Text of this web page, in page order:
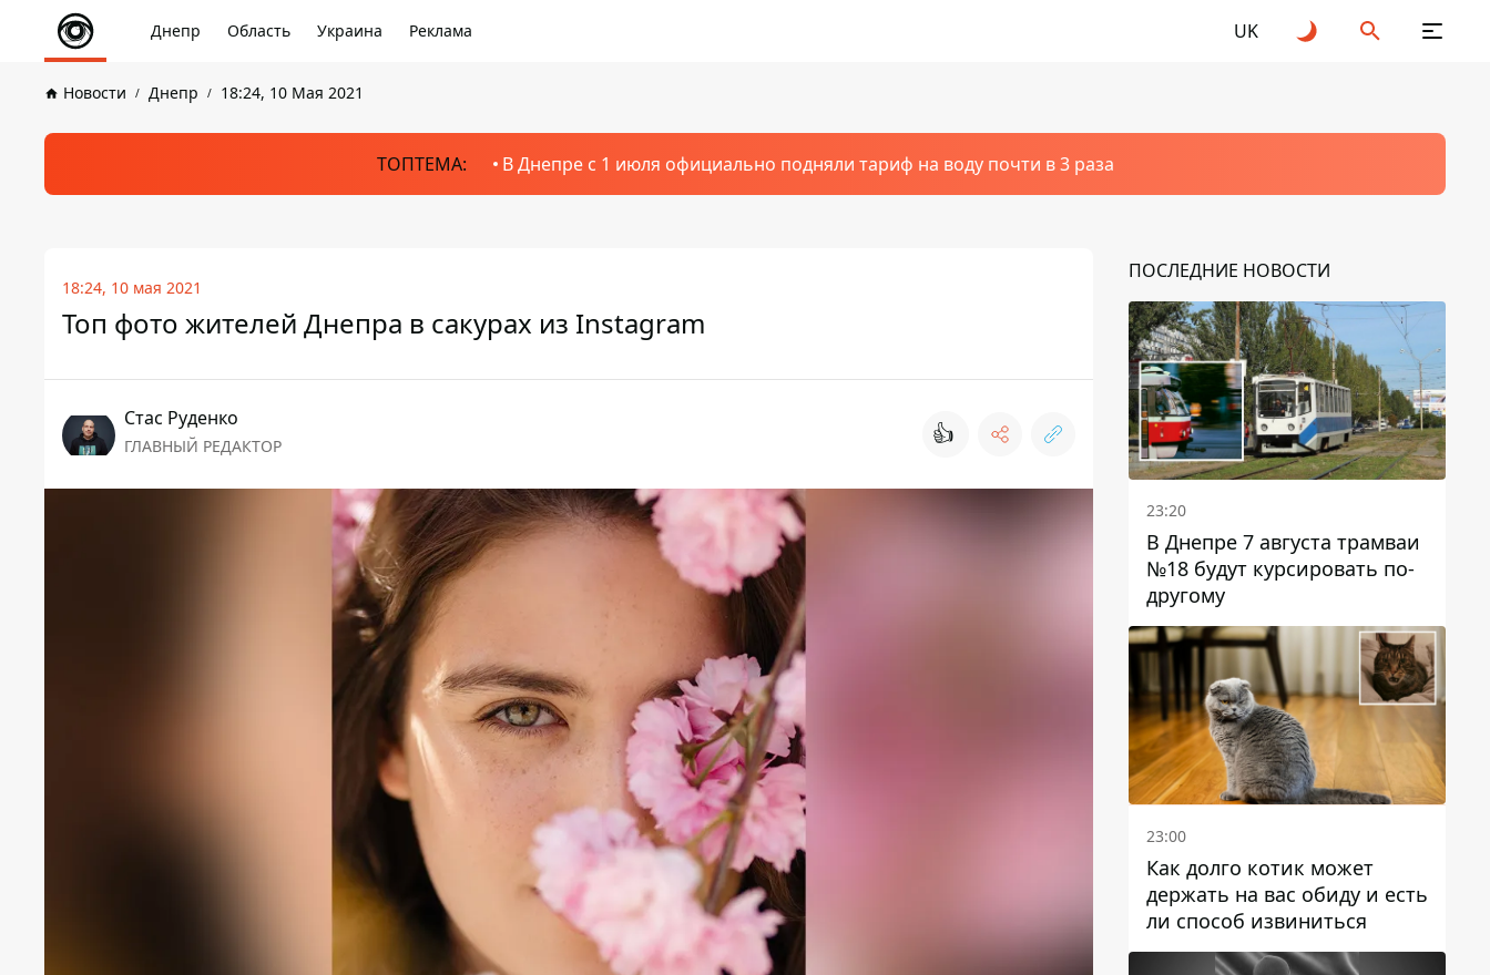
Днепр Область Украина Реклама UK
Новости Днепр 18:24, 10 Мая 2021
ТОПТЕМА: В Днепре с 1 июля официально подняли тариф на воду почти в 3 раза
18:24, 10 мая 2021
Топ фото жителей Днепра в сакурах из Instagram
Стаc Руденко
ГЛАВНЫЙ РЕДАКТОР 👍
ПОСЛЕДНИЕ НОВОСТИ
23:20
В Днепре 7 августа трамваи
№18 будут курсировать по-
другому
23:00
Как долго котик может
держать на вас обиду и есть
ли способ извиниться